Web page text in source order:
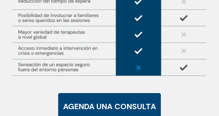
AGENDA UNA CONSULTA